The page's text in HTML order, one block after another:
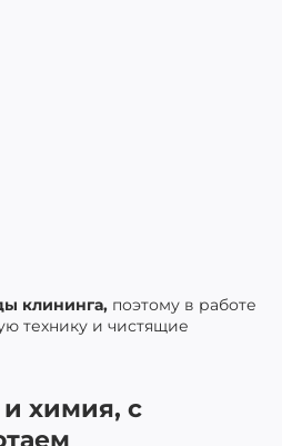
клининга, поэтому в работе
технику и чистящие
химия, с